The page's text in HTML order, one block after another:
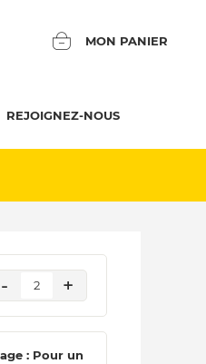
MON PANIER
REJOIGNEZ-NOUS
- 2 +
: Pour un